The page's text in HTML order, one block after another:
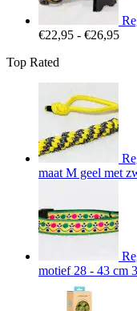
€22,95 - €26,95
Top Rated
maat M geel met
motief 28 - 43 cm